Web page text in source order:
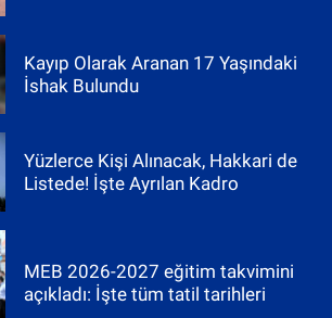
Kayıp Olarak Aranan 17 Yaşındaki
İshak Bulundu
Yüzlerce Kişi Alınacak, Hakkari de
Listede! İşte Ayrılan Kadro
MEB 2026-2027 eğitim takvimini
açıkladı: İşte tüm tatil tarihleri